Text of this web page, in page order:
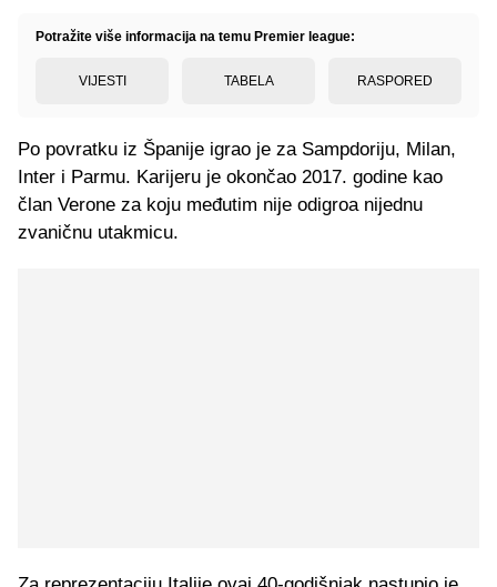
Potražite više informacija na temu Premier league:
VIJESTI TABELA RASPORED
Po povratku iz Španije igrao je za Sampdoriju, Milan,
Inter i Parmu. Karijeru je okončao 2017. godine kao
član Verone za koju međutim nije odigroa nijednu
zvaničnu utakmicu.